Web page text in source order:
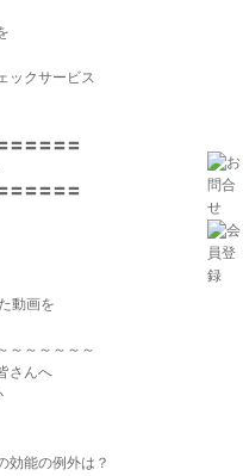
ックサービス
〓〓〓〓〓
〓〓〓〓〓
動画を
～～～～～～
さんへ
効能の例外は？